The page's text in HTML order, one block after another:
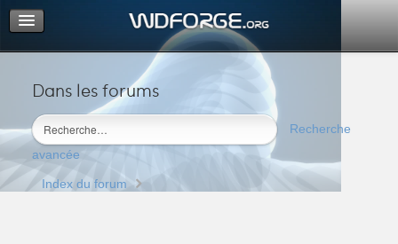
Dans les forums
Recherche
avancée
Portail
Index du forum
M’enregistrer
Connexion
Index du forum